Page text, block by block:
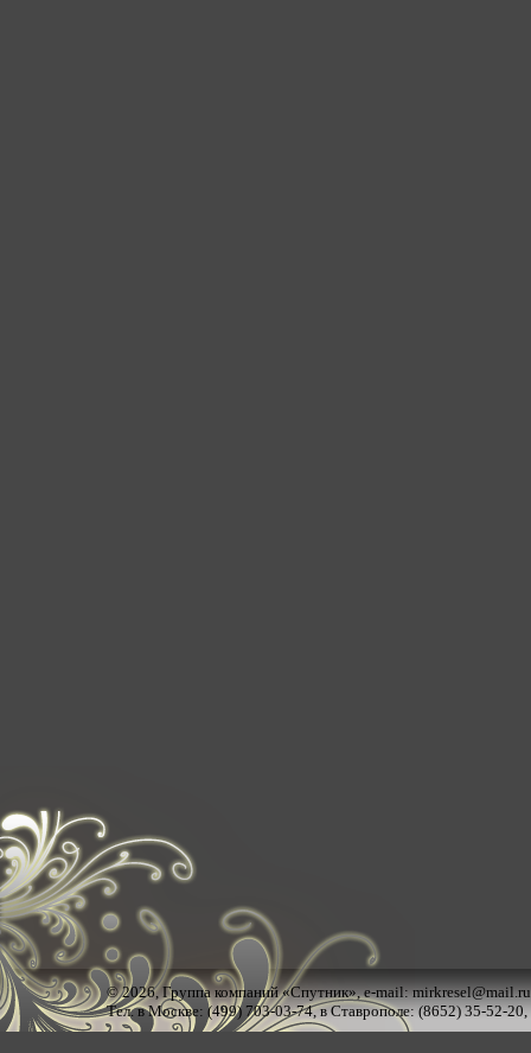
© 2026,Группа компаний «Спутник», e-mail:mirkresel@mail.ru
Тел. в Москве: (499) 703-03-74, в Ставрополе: (8652) 35-52-